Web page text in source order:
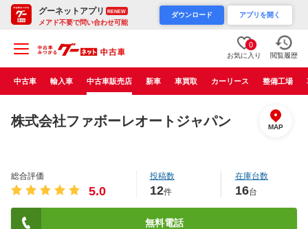
グーネットアプリ RENEW
メアド不要で問い合わせ可能
ダウンロード アプリを開く
0
お気に入り 閲覧履歴
中古車 輸入車 中古車販売店 新車 車買取 カーリース 整備工場
株式会社ファボーレオートジャパン MAP
総合評価
5.0
投稿数
12件
在庫台数
16台
無料電話